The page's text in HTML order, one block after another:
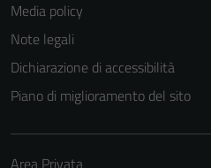
Media policy
Note legali
Dichiarazione di accessibilità
Piano di miglioramento del sito
Area Privata